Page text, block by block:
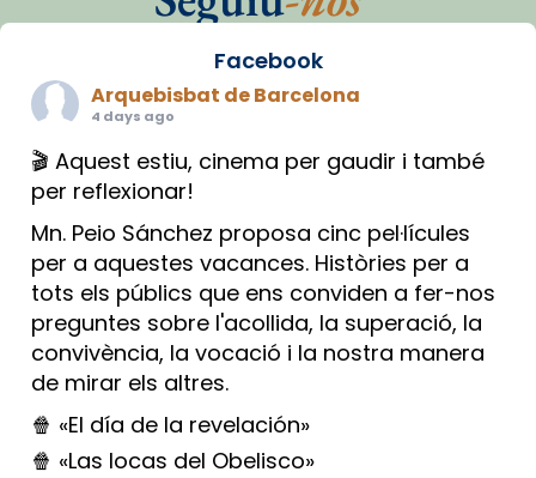
Facebook
Arquebisbat de Barcelona
4 days ago
🎬 Aquest estiu, cinema per gaudir i també
per reflexionar!
Mn. Peio Sánchez proposa cinc pel·lícules
per a aquestes vacances. Històries per a
tots els públics que ens conviden a fer-nos
preguntes sobre l'acollida, la superació, la
convivència, la vocació i la nostra manera
de mirar els altres.
🍿 «El día de la revelación»
🍿 «Las locas del Obelisco»